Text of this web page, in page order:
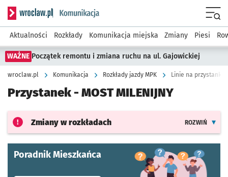
Serwis informacyjny wroclaw.pl podserwis: Komunikacja
Aktualności Rozkłady Komunikacja miejska Zmiany Piesi
WAŻNE Początek remontu i zmiana ruchu na ul. Gajowickiej
wroclaw.pl Komunikacja Rozkłady jazdy MPK Linie na przystanku
Przystanek - MOST MILENIJNY
Zmiany w rozkładach ROZWIŃ
Poradnik Mieszkańca